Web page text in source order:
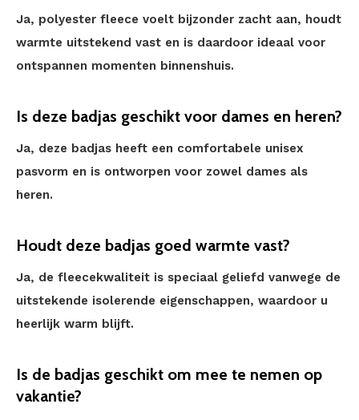
Ja, polyester fleece voelt bijzonder zacht aan, houdt
warmte uitstekend vast en is daardoor ideaal voor
ontspannen momenten binnenshuis.
Is deze badjas geschikt voor dames en heren?
Ja, deze badjas heeft een comfortabele unisex
pasvorm en is ontworpen voor zowel dames als
heren.
Houdt deze badjas goed warmte vast?
Ja, de fleecekwaliteit is speciaal geliefd vanwege de
uitstekende isolerende eigenschappen, waardoor u
heerlijk warm blijft.
Is de badjas geschikt om mee te nemen op
vakantie?